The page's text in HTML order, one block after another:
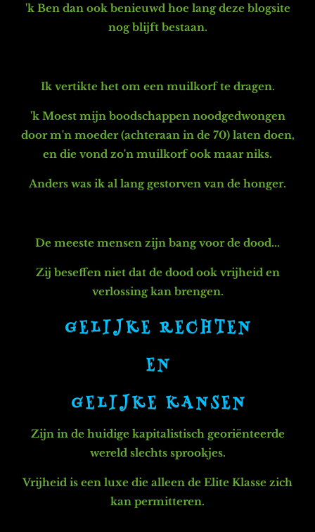
'k Ben dan ook benieuwd hoe lang deze blogsite
nog blijft bestaan.
Ik vertikte het om een muilkorf te dragen.
'k Moest mijn boodschappen noodgedwongen
door m'n moeder (achteraan in de 70) laten doen,
en die vond zo'n muilkorf ook maar niks.
Anders was ik al lang gestorven van de honger.
De meeste mensen zijn bang voor de dood...
Zij beseffen niet dat de dood ook vrijheid en
verlossing kan brengen.
G E L I J K E R E C H T E N
E N
G E L I J K E K A N S E N
Zijn in de huidige kapitalistisch georiënteerde
wereld slechts sprookjes.
Vrijheid is een luxe die alleen de Elite Klasse zich
kan permitteren.